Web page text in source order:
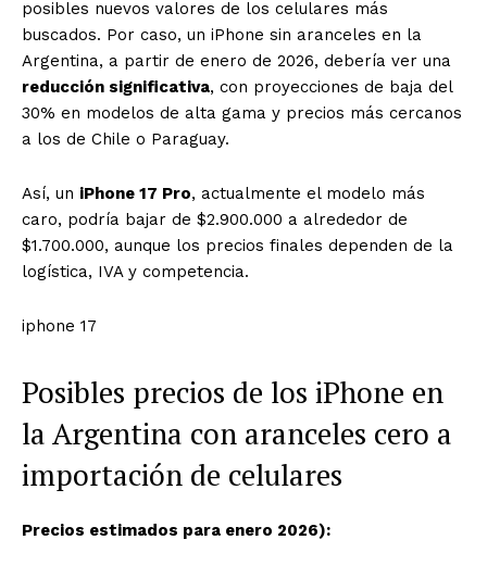
posibles nuevos valores de los celulares más
buscados. Por caso, un iPhone sin aranceles en la
Argentina, a partir de enero de 2026, debería ver una
reducción significativa, con proyecciones de baja del
30% en modelos de alta gama y precios más cercanos
a los de Chile o Paraguay.
Así, un iPhone 17 Pro, actualmente el modelo más
caro, podría bajar de $2.900.000 a alrededor de
$1.700.000, aunque los precios finales dependen de la
logística, IVA y competencia.
iphone 17
Posibles precios de los iPhone en
la Argentina con aranceles cero a
importación de celulares
Precios estimados para enero 2026):